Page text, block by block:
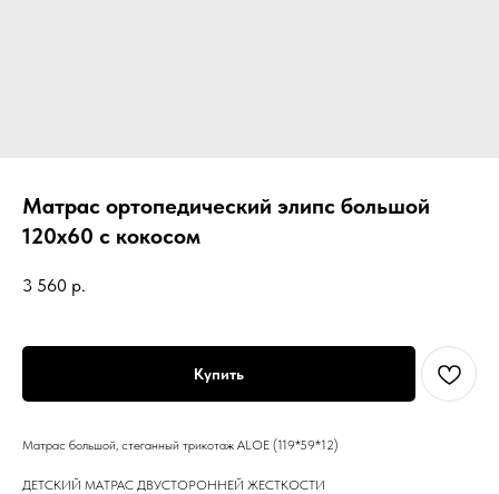
Матрас ортопедический элипс большой
120х60 с кокосом
3 560 р.
Купить
Матрас большой, стеганный трикотаж ALOE (119*59*12)
ДЕТСКИЙ МАТРАС ДВУСТОРОННЕЙ ЖЕСТКОСТИ